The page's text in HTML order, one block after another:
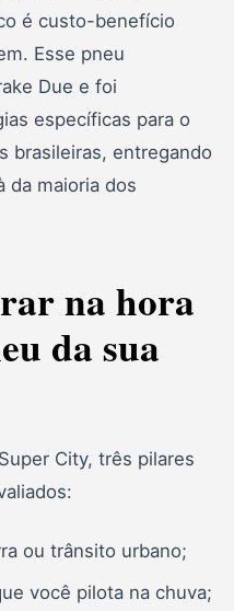
é custo-benefício
Esse pneu
Due e foi
específicas para o
brasileiras, entregando
da maioria dos
na hora
da sua
City, três pilares
ou trânsito urbano;
você pilota na chuva;